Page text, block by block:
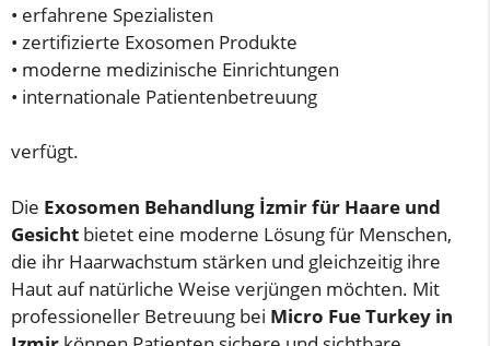
• erfahrene Spezialisten
• zertifizierte Exosomen Produkte
• moderne medizinische Einrichtungen
• internationale Patientenbetreuung
verfügt.
Die Exosomen Behandlung İzmir für Haare und
Gesicht bietet eine moderne Lösung für Menschen,
die ihr Haarwachstum stärken und gleichzeitig ihre
Haut auf natürliche Weise verjüngen möchten. Mit
professioneller Betreuung bei Micro Fue Turkey in